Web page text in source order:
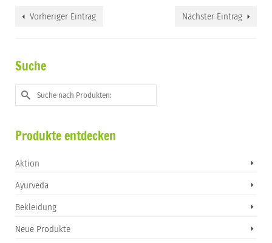
Vorheriger Eintrag Nächster Eintrag
Suche
Suche
nach:
Produkte entdecken
Aktion
Ayurveda
Bekleidung
Neue Produkte